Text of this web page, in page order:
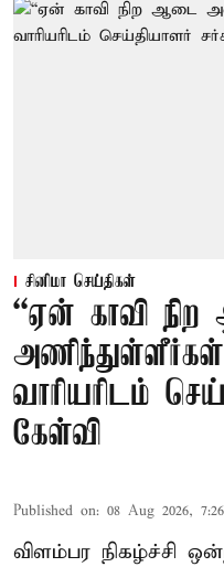
சினிமா செய்திகள்
“ஏன் காவி
வாரியரிடம்
கேள்வி
Published on: 08 Aug 2026,
விளம்பர நிகழ்ச்சி